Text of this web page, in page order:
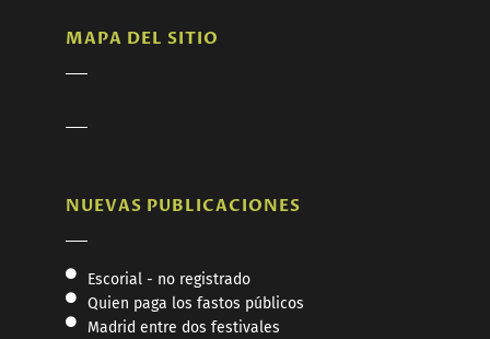
MAPA DEL SITIO
NUEVAS PUBLICACIONES
Escorial - no registrado
Quien paga los fastos públicos
Madrid entre dos festivales